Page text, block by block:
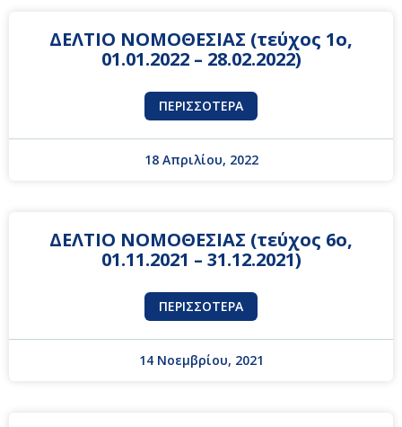
ΔΕΛΤΙΟ ΝΟΜΟΘΕΣΙΑΣ (τεύχος 1ο,
01.01.2022 – 28.02.2022)
ΠΕΡΙΣΣΌΤΕΡΑ
18 Απριλίου, 2022
ΔΕΛΤΙΟ ΝΟΜΟΘΕΣΙΑΣ (τεύχος 6ο,
01.11.2021 – 31.12.2021)
ΠΕΡΙΣΣΌΤΕΡΑ
14 Νοεμβρίου, 2021